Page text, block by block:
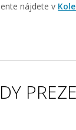
nájdete v